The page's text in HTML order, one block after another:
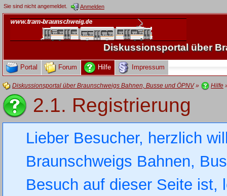
Sie sind nicht angemeldet. Anmelden
Diskussionsportal über
Portal Forum Hilfe Impressum
Diskussionsportal über Braunschweigs Bahnen, Busse und ÖPNV» Hilfe
2.1. Registrierung
Lieber Besucher, herzlich
Braunschweigs Bahnen,
Besuch auf dieser Seite